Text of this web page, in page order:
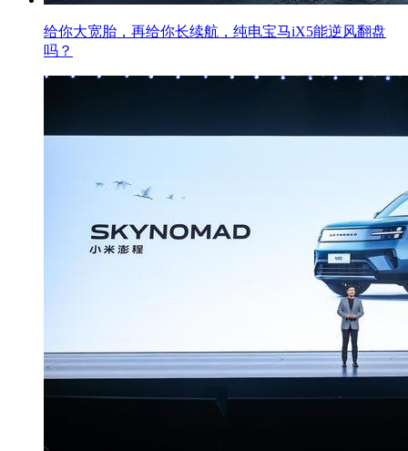
给你大宽胎，再给你长续航，纯电宝马iX5能逆风翻盘
吗？